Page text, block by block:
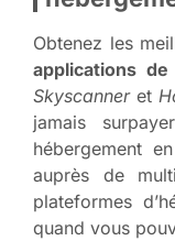
Obtenez les
applications
Skyscanneret
jamais
hébergement
auprès de
plateformes
quand vous